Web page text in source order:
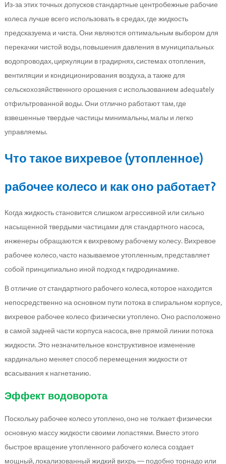
Из-за этих точных допусков стандартные центробежные рабочие
колеса лучше всего использовать в средах, где жидкость
предсказуема и чиста. Они являются оптимальным выбором для
перекачки чистой воды, повышения давления в муниципальных
водопроводах, циркуляции в градирнях, системах отопления,
вентиляции и кондиционирования воздуха, а также для
сельскохозяйственного орошения с использованием adequately
отфильтрованной воды. Они отлично работают там, где
взвешенные твердые частицы минимальны, малы и легко
управляемы.
Что такое вихревое (утопленное)
рабочее колесо и как оно работает?
Когда жидкость становится слишком агрессивной или сильно
насыщенной твердыми частицами для стандартного насоса,
инженеры обращаются к вихревому рабочему колесу. Вихревое
рабочее колесо, часто называемое утопленным, представляет
собой принципиально иной подход к гидродинамике.
В отличие от стандартного рабочего колеса, которое находится
непосредственно на основном пути потока в спиральном корпусе,
вихревое рабочее колесо физически утоплено. Оно расположено
в самой задней части корпуса насоса, вне прямой линии потока
жидкости. Это незначительное конструктивное изменение
кардинально меняет способ перемещения жидкости от
всасывания к нагнетанию.
Эффект водоворота
Поскольку рабочее колесо утоплено, оно не толкает физически
основную массу жидкости своими лопастями. Вместо этого
быстрое вращение утопленного рабочего колеса создает
мощный, локализованный жидкий вихрь — подобно торнадо или